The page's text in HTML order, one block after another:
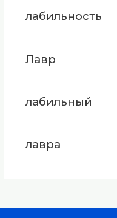
лабильность
Лавр
лабильный
лавра